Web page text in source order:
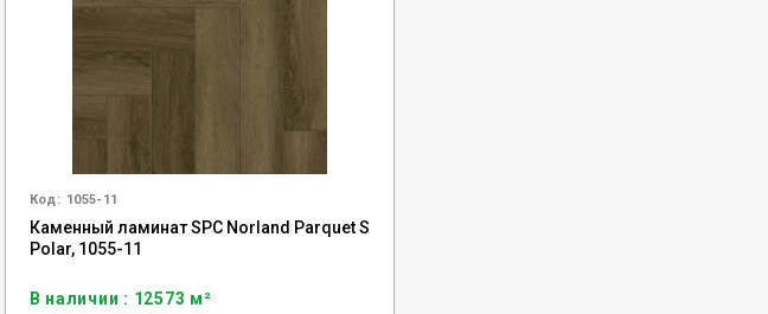
Код: 1055-11
Каменный ламинат SPC Norland Parquet S
Polar, 1055-11
В наличии : 12573 м²